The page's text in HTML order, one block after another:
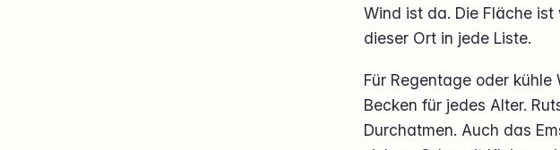
Wind ist da. Die Fläche
dieser Ort in jede Liste.
Für Regentage oder
Becken für jedes Alter.
Durchatmen. Auch das